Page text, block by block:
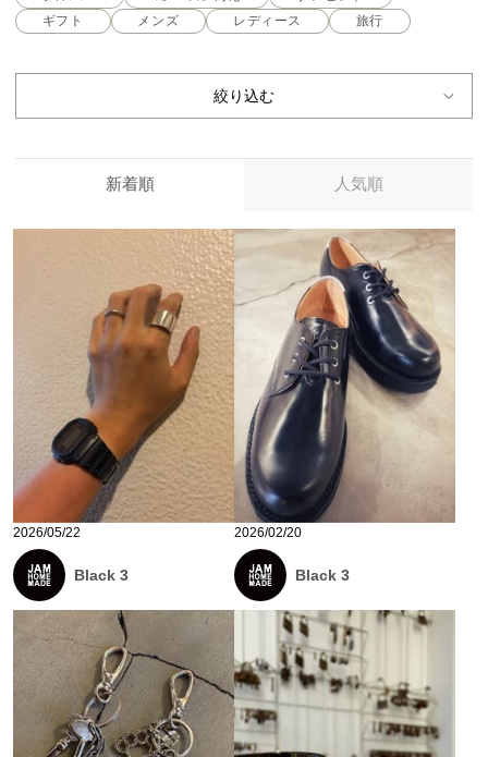
ギフト
メンズ レディース 旅行
絞り込む
新着順 人気順
2026/05/22
Black 3
2026/02/20
Black 3